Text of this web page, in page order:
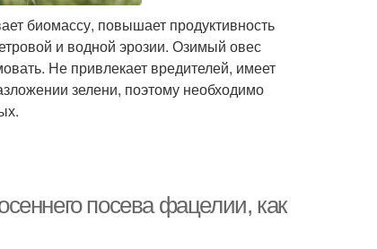
биомассу, повышает продуктивность
и водной эрозии. Озимый овес
Не привлекает вредителей, имеет
зелени, поэтому необходимо
посева фацелии, как